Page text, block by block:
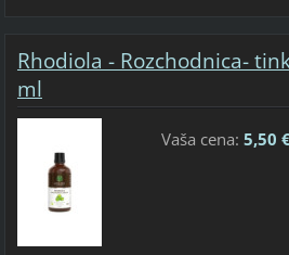
Rhodiola - Rozchodnica-
ml
Vaša cena: 5,50